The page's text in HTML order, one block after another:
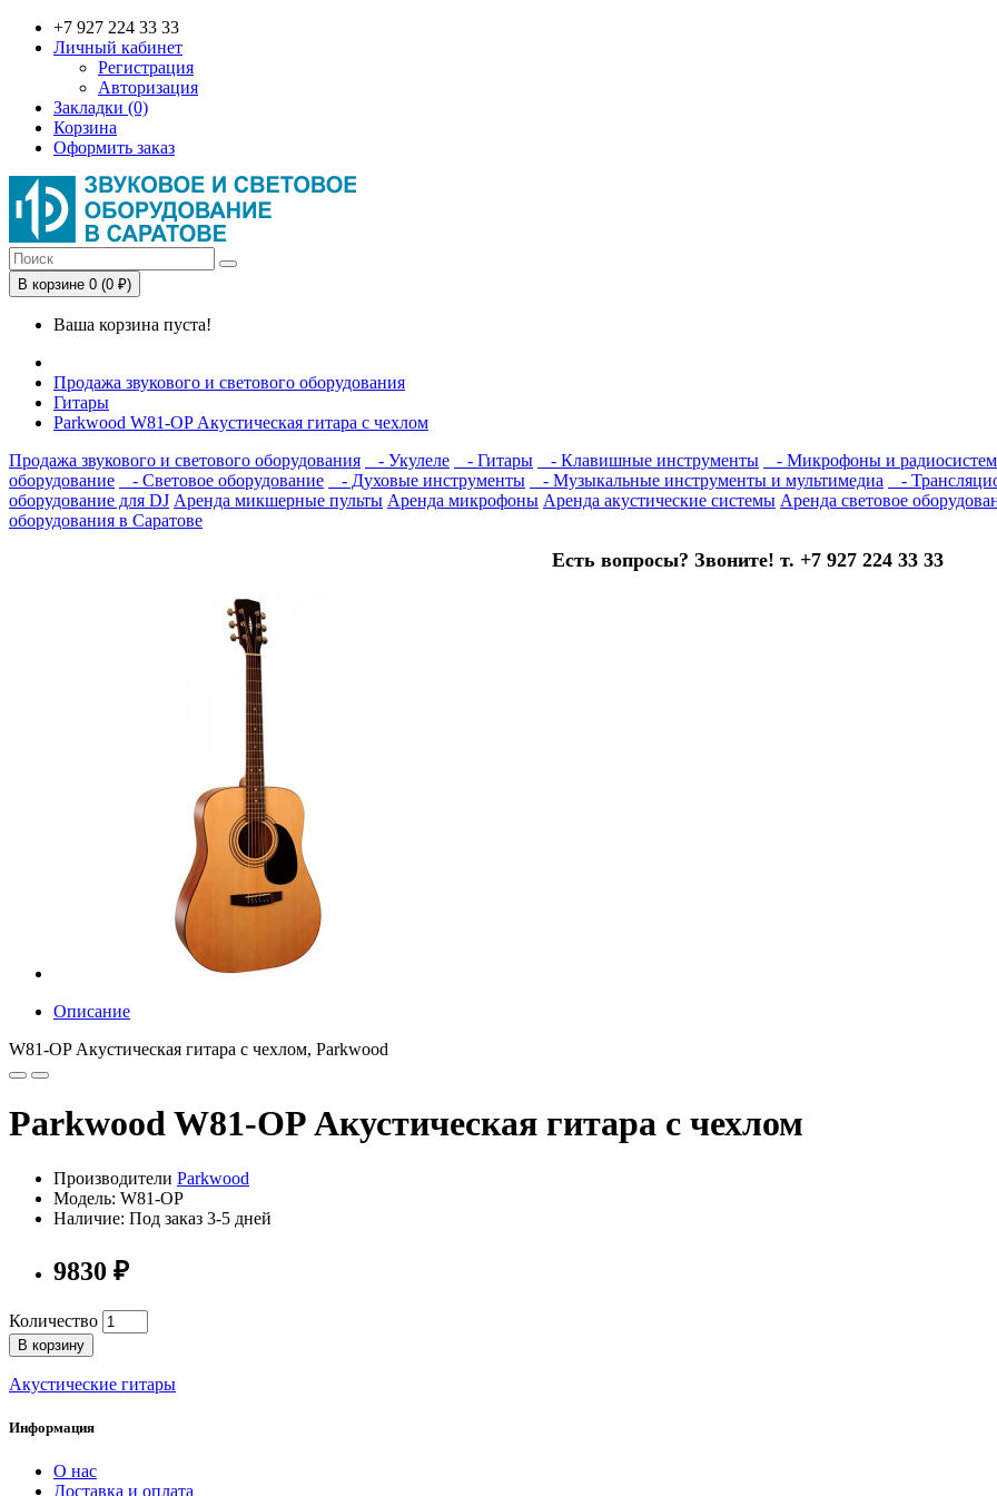
+7 927 224 33 33
Личный кабинет
Регистрация
Авторизация
Закладки (0)
Корзина
Оформить заказ
В корзине 0 (0 ₽)
Ваша корзина пуста!
Продажа звукового и светового оборудования
Гитары
Parkwood W81-OP Акустическая гитара с чехлом
Продажа звукового и светового оборудования
- Укулеле - Гитары - Клавишные инструменты - Микрофоны и
оборудование
- Световое оборудование - Духовые инструменты - Музыкальные инструменты и мультимедиа -
оборудование для DJ Аренда микшерные пульты Аренда микрофоны Аренда акустические системы Аренда световое
оборудования в Саратове
Есть вопросы? Звоните! т. +7 927 224 33 33
Описание
W81-OP Акустическая гитара с чехлом, Parkwood
Parkwood W81-OP Акустическая гитара с чехлом
Производители Parkwood
Модель: W81-OP
Наличие: Под заказ 3-5 дней
9830 ₽
Количество
В корзину
Акустические гитары
Информация
О нас
Доставка и оплата